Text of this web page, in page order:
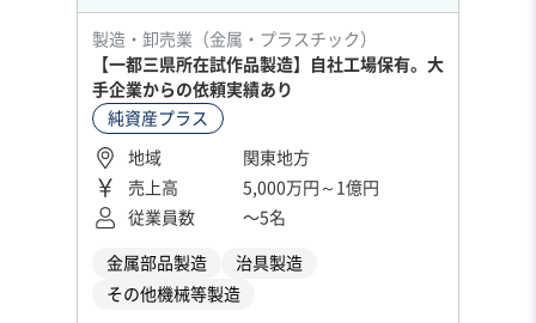
製造・卸売業（金属・プラスチック）
【一都三県所在試作品製造】自社工場保有。大
手企業からの依頼実績あり
純資産プラス
地域
関東地方
売上高
5,000万円～1億円
従業員数
〜5名
金属部品製造
治具製造
その他機械等製造